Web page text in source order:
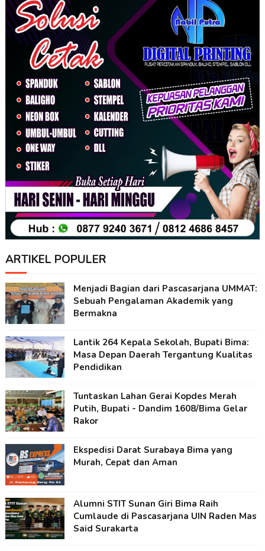
ARTIKEL POPULER
Menjadi Bagian dari Pascasarjana UMMAT:
Sebuah Pengalaman Akademik yang
Bermakna
Lantik 264 Kepala Sekolah, Bupati Bima:
Masa Depan Daerah Tergantung Kualitas
Pendidikan
Tuntaskan Lahan Gerai Kopdes Merah
Putih, Bupati - Dandim 1608/Bima Gelar
Rakor
Ekspedisi Darat Surabaya Bima yang
Murah, Cepat dan Aman
Alumni STIT Sunan Giri Bima Raih
Cumlaude di Pascasarjana UIN Raden Mas
Said Surakarta